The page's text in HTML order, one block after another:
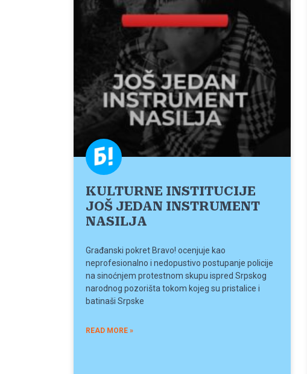
KULTURNE INSTITUCIJE
JOŠ JEDAN INSTRUMENT
NASILJA
Građanski pokret Bravo! ocenjuje kao
neprofesionalno i nedopustivo postupanje policije
na sinoćnjem protestnom skupu ispred Srpskog
narodnog pozorišta tokom kojeg su pristalice i
batinaši Srpske
READ MORE »